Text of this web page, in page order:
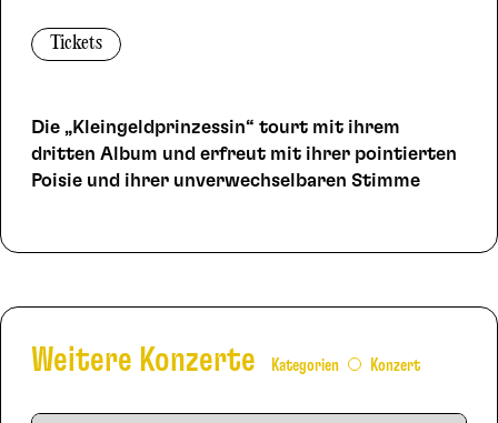
Tickets
Die „Kleingeldprinzessin“ tourt mit ihrem
dritten Album und erfreut mit ihrer pointierten
Poisie und ihrer unverwechselbaren Stimme
Weitere Konzerte Kategorien Konzert